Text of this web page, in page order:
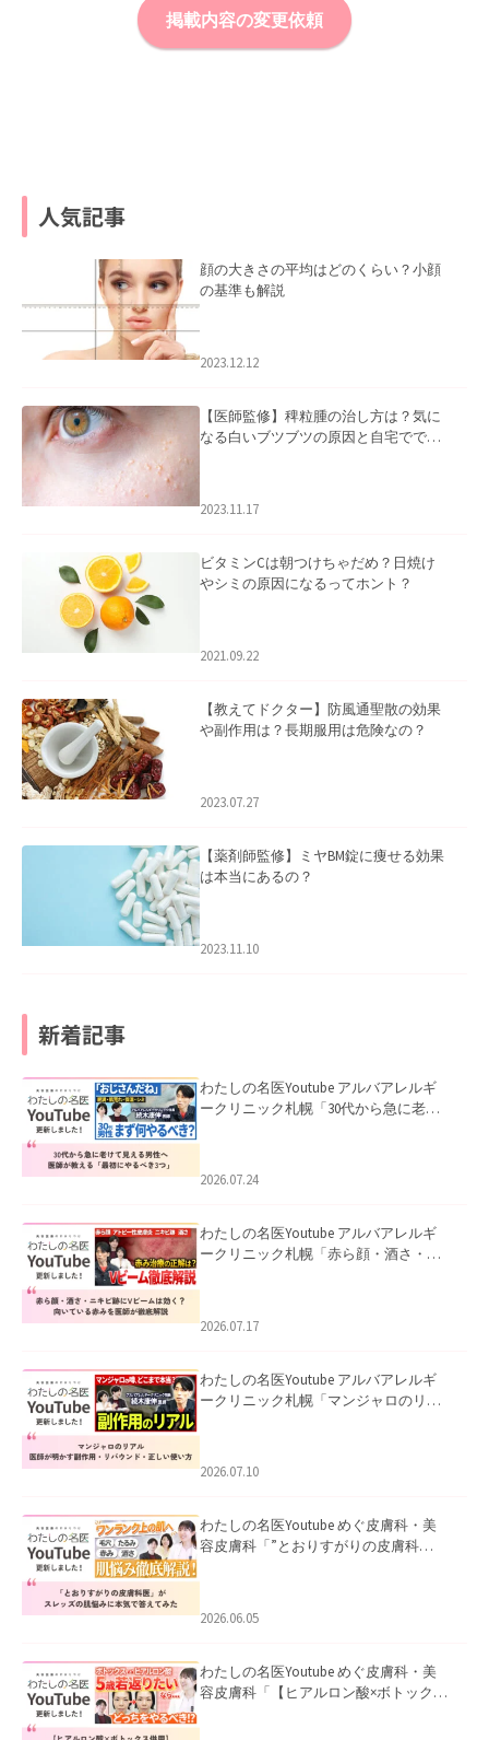
掲載内容の変更依頼
人気記事
顔の大きさの平均はどのくらい？小顔
の基準も解説
2023.12.12
【医師監修】稗粒腫の治し方は？気に
なる白いブツブツの原因と自宅ででき
2023.11.17
ビタミンCは朝つけちゃだめ？日焼け
やシミの原因になるってホント？
2021.09.22
【教えてドクター】防風通聖散の効果
や副作用は？長期服用は危険なの？
2023.07.27
【薬剤師監修】ミヤBM錠に痩せる効果
は本当にあるの？
2023.11.10
新着記事
わたしの名医Youtube アルバアレルギ
ークリニック札幌「30代から急に老け
た。
2026.07.24
わたしの名医Youtube アルバアレルギ
ークリニック札幌「赤ら顔・酒さ・ニ
した。
2026.07.17
わたしの名医Youtube アルバアレルギ
ークリニック札幌「マンジャロのリア
た。
2026.07.10
わたしの名医Youtube めぐ皮膚科・美
容皮膚科「”とおりすがりの皮膚科
2026.06.05
わたしの名医Youtube めぐ皮膚科・美
容皮膚科「【ヒアルロン酸×ボトックス